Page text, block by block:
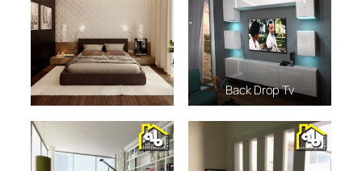
Back Drop Tv